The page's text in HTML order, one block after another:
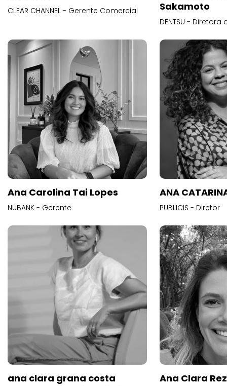
CLEAR CHANNEL - Gerente Comercial
Sakamoto
DENTSU -
Ana Carolina Tai Lopes
NUBANK - Gerente
ANA
PUBLICIS - Diretor
ana clara grana costa Ana Clara